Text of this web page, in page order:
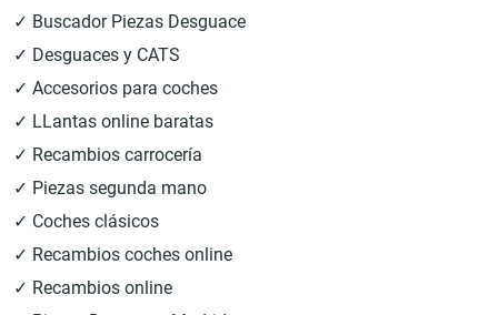
✓ Buscador Piezas Desguace
✓ Desguaces y CATS
✓ Accesorios para coches
✓ LLantas online baratas
✓ Recambios carrocería
✓ Piezas segunda mano
✓ Coches clásicos
✓ Recambios coches online
✓ Recambios online